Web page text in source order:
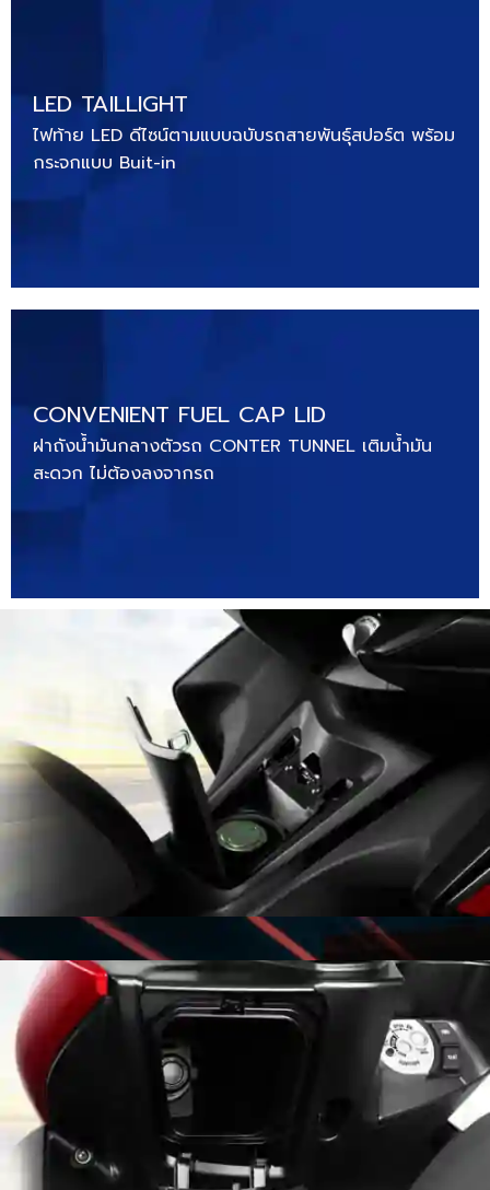
LED TAILLIGHT
ไฟท้าย LED ดีไซน์ตามแบบฉบับรถสายพันธุ์สปอร์ต พร้อม
กระจกแบบ Buit-in
CONVENIENT FUEL CAP LID
ฝาถังน้ำมันกลางตัวรถ CONTER TUNNEL เติมน้ำมัน
สะดวก ไม่ต้องลงจากรถ